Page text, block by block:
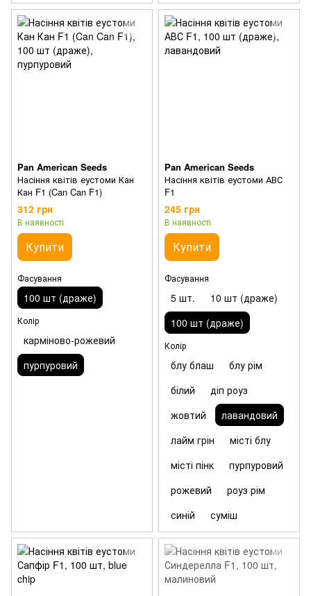
Pan American Seeds
Насіння квітів еустоми Кан
Кан F1 (Can Can F1)
312 грн
В наявності
Купити
Фасування
100 шт (драже)
Колір
карміново-рожевий
пурпуровий
Pan American Seeds
Насіння квітів еустоми АВС
F1
245 грн
В наявності
Купити
Фасування
5 шт.
10 шт (драже)
100 шт (драже)
Колір
блу блаш
блу рім
білий
діп роуз
жовтий
лавандовий
лайм грін
місті блу
місті пінк
пурпуровий
рожевий
роуз рім
синій
суміш